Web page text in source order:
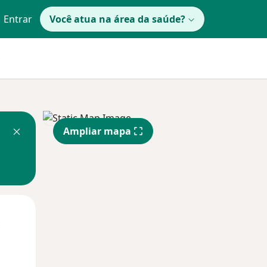
Entrar Você atua na área da saúde?
Ampliar mapa